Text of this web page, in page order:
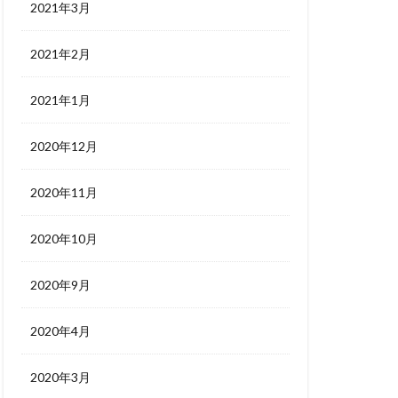
2021年3月
2021年2月
2021年1月
2020年12月
2020年11月
2020年10月
2020年9月
2020年4月
2020年3月